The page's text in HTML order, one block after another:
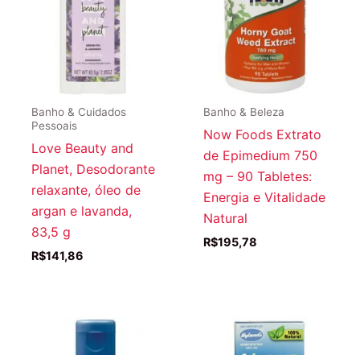
Banho & Cuidados
Pessoais
Love Beauty and
Planet, Desodorante
relaxante, óleo de
argan e lavanda,
83,5 g
R$141,86
Banho & Beleza
Now Foods Extrato
de Epimedium 750
mg – 90 Tabletes:
Energia e Vitalidade
Natural
R$195,78